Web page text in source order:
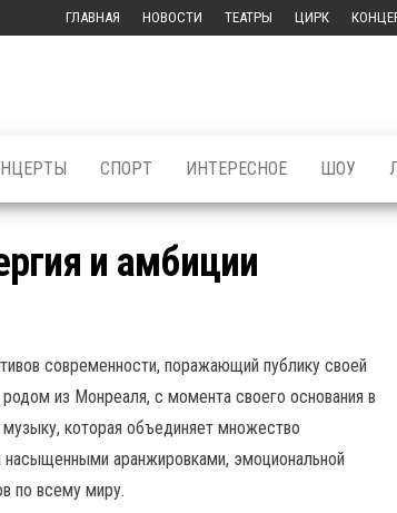
ГЛАВНАЯ НОВОСТИ ТЕАТРЫ ЦИРК
СПОРТ ИНТЕРЕСНОЕ ШОУ
и амбиции
современности, поражающий публику своей
из Монреаля, с момента своего основания в
которая объединяет множество
насыщенными аранжировками, эмоциональной
по всему миру.